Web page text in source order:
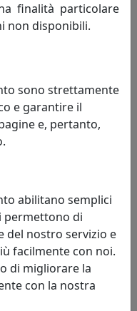
HONG KONG NERO
PARIGI BIANCO
finalità particolare
non disponibili.
sono strettamente
e garantire il
e, pertanto,
abilitano semplici
permettono di
del nostro servizio e
facilmente con noi.
di migliorare la
con la nostra